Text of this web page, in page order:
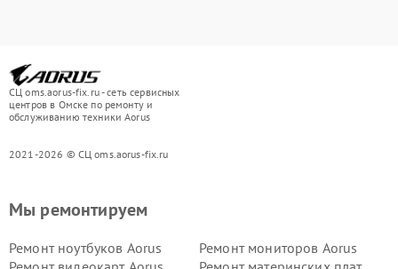
СЦ oms.aorus-fix.ru - сеть сервисных
центров в Омске по ремонту и
обслуживанию техники Aorus
2021-2026 © СЦ oms.aorus-fix.ru
Мы ремонтируем
Ремонт ноутбуков Aorus
Ремонт мониторов Aorus